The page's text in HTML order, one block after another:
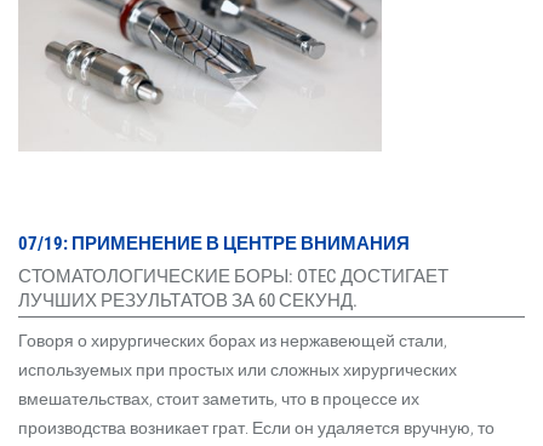
07/19: ПРИМЕНЕНИЕ В ЦЕНТРЕ ВНИМАНИЯ
СТОМАТОЛОГИЧЕСКИЕ БОРЫ: OTEC ДОСТИГАЕТ
ЛУЧШИХ РЕЗУЛЬТАТОВ ЗА 60 СЕКУНД.
Говоря о хирургических борах из нержавеющей стали,
используемых при простых или сложных хирургических
вмешательствах, стоит заметить, что в процессе их
производства возникает грат. Если он удаляется вручную, то